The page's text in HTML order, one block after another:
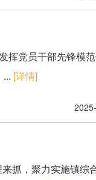
挥党员干部先锋模
[详情]
抓，聚力实施镇综